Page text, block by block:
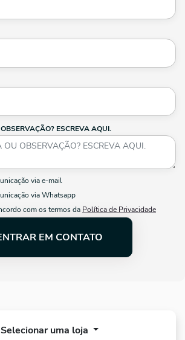
ESCREVA AQUI.
via e-mail
via Whatsapp
com os termos da Política de Privacidade
EM CONTATO
Selecionar uma loja